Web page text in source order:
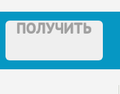
ПОЛУЧИТЬ